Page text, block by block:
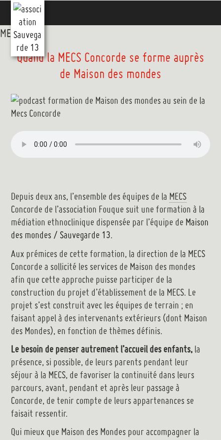
Aller
contenu
principal
MENUMENU
Quand la MECS Concorde se forme auprès
de Maison des mondes
Depuis deux ans, l’ensemble des équipes de la MECS
Concorde de l’association Fouque suit une formation à la
médiation ethnoclinique dispensée par l’équipe de Maison
des mondes / Sauvegarde 13.
Aux prémices de cette formation, la direction de la MECS
Concorde a sollicité les services de Maison des mondes
afin que cette approche puisse participer de la
construction du projet d’établissement de la MECS. Le
projet s’est construit avec les équipes de terrain ; en
faisant appel à des intervenants extérieurs (dont Maison
des Mondes), en fonction de thèmes définis.
Le besoin de penser autrement l’accueil des enfants, la
présence, si possible, de leurs parents pendant leur
séjour à la MECS, de favoriser la continuité dans leurs
parcours, avant, pendant et après leur passage à
Concorde, de tenir compte de leurs appartenances se
faisait ressentir.
Qui mieux que Maison des Mondes pour accompagner la